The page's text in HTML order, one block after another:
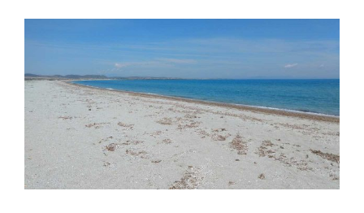
Griechische Insel in der Ägäis, bekannt für Mastix-
Produktion.
🔗 In diesem Content 🌐 1
Vathi
Hauptstadt der Insel Samos in der nördlichen
+